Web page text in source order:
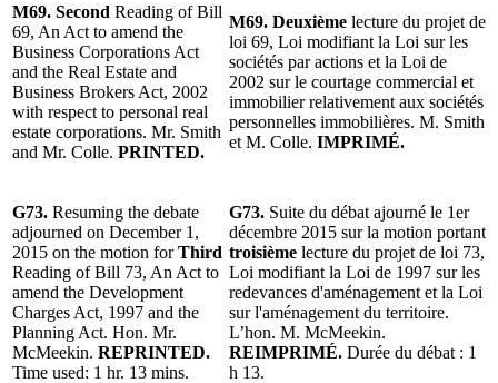
M69. Second Reading of Bill
69, An Act to amend the
Business Corporations Act
and the Real Estate and
Business Brokers Act, 2002
with respect to personal real
estate corporations. Mr. Smith
and Mr. Colle. PRINTED.
M69. Deuxième lecture du projet de
loi 69, Loi modifiant la Loi sur les
sociétés par actions et la Loi de
2002 sur le courtage commercial et
immobilier relativement aux sociétés
personnelles immobilières. M. Smith
et M. Colle. IMPRIMÉ.
G73. Resuming the debate
adjourned on December 1,
2015 on the motion forThird
Reading of Bill 73, An Act to
amend the Development
Charges Act, 1997 and the
Planning Act. Hon. Mr.
McMeekin. REPRINTED.
Time used: 1 hr. 13 mins.
G73. Suite du débat ajourné le 1er
décembre 2015 sur la motion portant
troisième lecture du projet de loi 73,
Loi modifiant la Loi de 1997 sur les
redevances d'aménagement et la Loi
sur l'aménagement du territoire.
L’hon. M. McMeekin.
REIMPRIMÉ. Durée du débat : 1
h 13.